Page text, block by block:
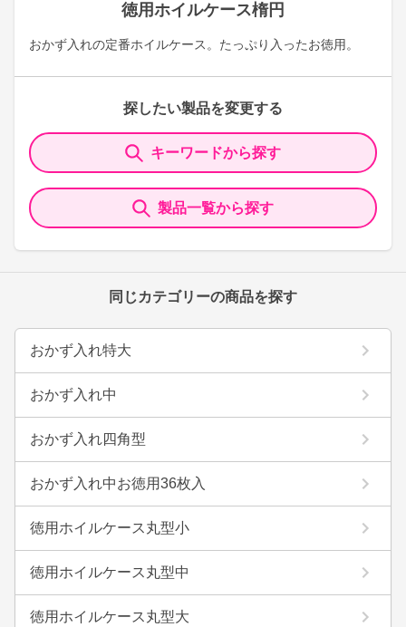
徳用ホイルケース楕円
おかず入れの定番ホイルケース。たっぷり入ったお徳用。
探したい製品を変更する
キーワードから探す
製品一覧から探す
同じカテゴリーの商品を探す
おかず入れ特大
おかず入れ中
おかず入れ四角型
おかず入れ中お徳用36枚入
徳用ホイルケース丸型小
徳用ホイルケース丸型中
徳用ホイルケース丸型大